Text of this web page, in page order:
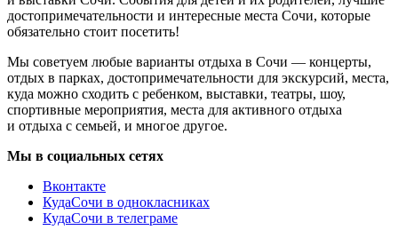
достопримечательности и интересные места Сочи, которые
обязательно стоит посетить!
Мы советуем любые варианты отдыха в Сочи — концерты,
отдых в парках, достопримечательности для экскурсий, места,
куда можно сходить с ребенком, выставки, театры, шоу,
спортивные мероприятия, места для активного отдыха
и отдыха с семьей, и многое другое.
Мы в социальных сетях
Вконтакте
КудаСочи в однокласниках
КудаСочи в телеграме